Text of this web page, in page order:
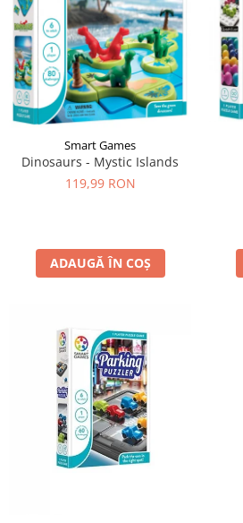
Smart Games
Dinosaurs - Mystic Islands
119,99 RON
ADAUGĂ ÎN COȘ